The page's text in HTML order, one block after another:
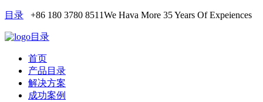
目录 +86 180 3780 8511We Hava More 35 Years Of Expeiences
目录
首页
产品目录
解决方案
成功案例